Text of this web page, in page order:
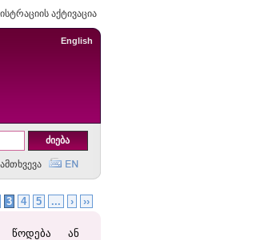
აქტივაცია
English
3 4 5 ... › ››
წოდება ან